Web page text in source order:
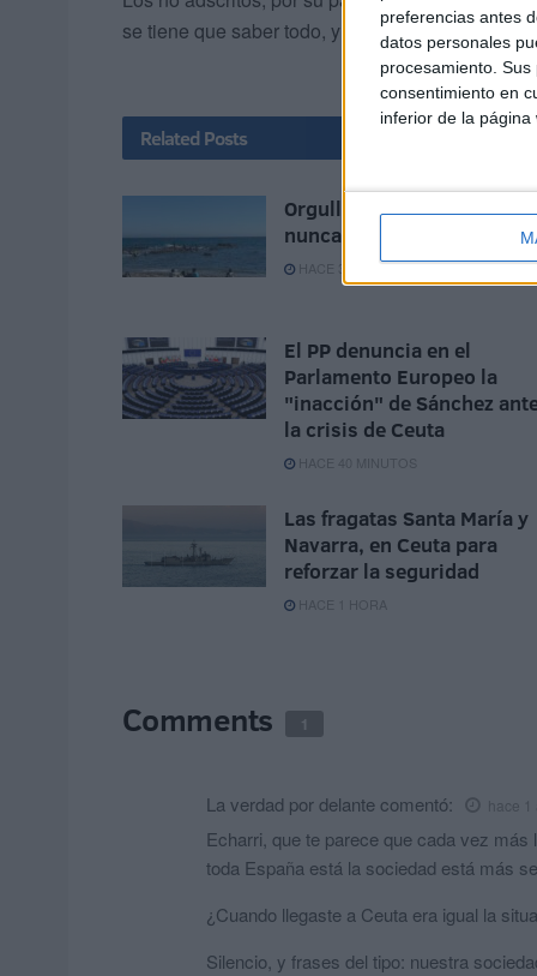
preferencias antes
datos personales
procesamiento.
consentimiento en
inferior de la página
se tiene que saber todo, y ellos tienen una voz
Related Posts
Orgullo de un pueblo que
nunca pierde su
HACE 3 MINUTOS
El PP denuncia en el
Parlamento Europeo la
"inacción" de Sánchez
la crisis de Ceuta
HACE 40 MINUTOS
Las fragatas Santa María y
Navarra, en Ceuta para
reforzar la seguridad
HACE 1 HORA
Comments 1
La verdad por delante comentó: hace 1
Echarri, que te parece que cada vez
toda España está la sociedad está más
¿Cuando llegaste a Ceuta era igual la
Silencio, y frases del tipo: nuestra